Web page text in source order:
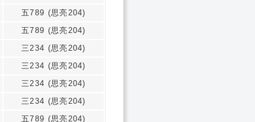
五789 (思亮204)
五789 (思亮204)
三234 (思亮204)
三234 (思亮204)
三234 (思亮204)
三234 (思亮204)
五789 (思亮204)